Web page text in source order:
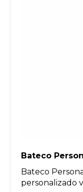
Bateco
Bateco
personalizado